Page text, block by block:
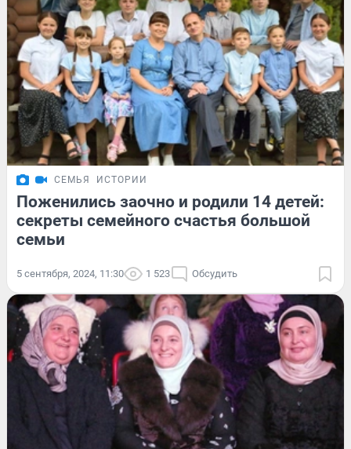
СЕМЬЯ ИСТОРИИ
Поженились заочно и родили 14 детей:
секреты семейного счастья большой
семьи
5 сентября, 2024, 11:30 1 523 Обсудить